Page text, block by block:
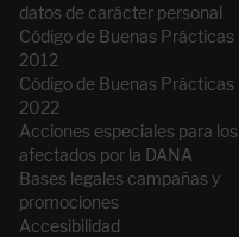
datos de carácter personal
Código de Buenas Prácticas
2012
Código de Buenas Prácticas
2022
Acciones especiales para los
afectados por la DANA
Bases legales campañas y
promociones
Accesibilidad